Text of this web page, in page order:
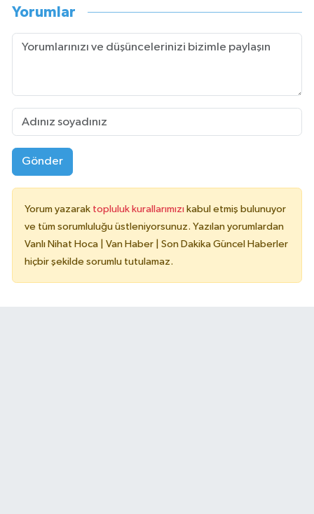
Yorumlar
Gönder
Yorum yazarak topluluk kurallarımızı kabul etmiş bulunuyor
ve tüm sorumluluğu üstleniyorsunuz. Yazılan yorumlardan
Vanlı Nihat Hoca | Van Haber | Son Dakika Güncel Haberler
hiçbir şekilde sorumlu tutulamaz.